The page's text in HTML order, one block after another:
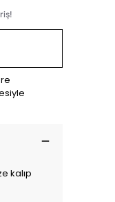
kalıp